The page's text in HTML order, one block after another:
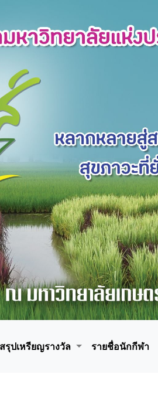
สรุปเหรียญรางวัล รายชื่อนักกีฬา